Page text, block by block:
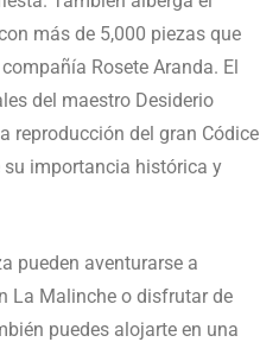
más de 5,000 piezas que
Rosete Aranda. El
del maestro Desiderio
reproducción del gran Códice
importancia histórica y
pueden aventurarse a
La Malinche o disfrutar de
puedes alojarte en una